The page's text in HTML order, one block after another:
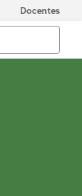
Docentes